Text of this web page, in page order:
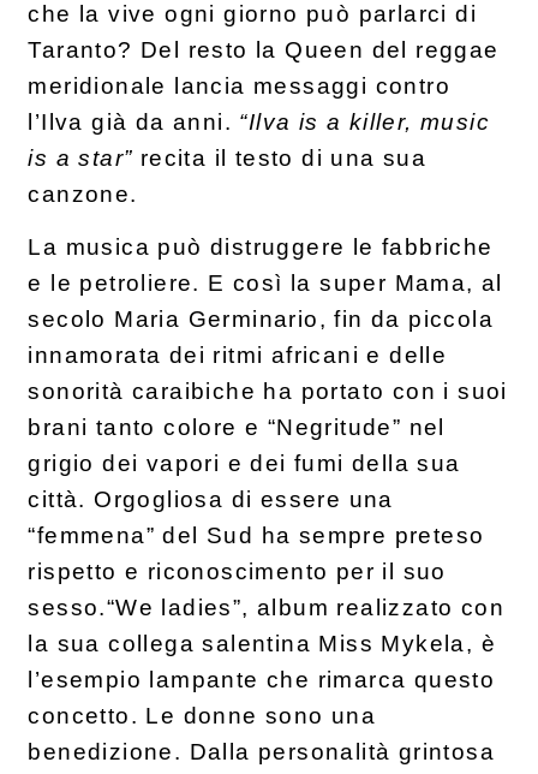
che la vive ogni giorno può parlarci di
Taranto? Del resto la Queen del reggae
meridionale lancia messaggi contro
l’Ilva già da anni. “Ilva is a killer, music
is a star” recita il testo di una sua
canzone.
La musica può distruggere le fabbriche
e le petroliere. E così la super Mama, al
secolo Maria Germinario, fin da piccola
innamorata dei ritmi africani e delle
sonorità caraibiche ha portato con i suoi
brani tanto colore e “Negritude” nel
grigio dei vapori e dei fumi della sua
città. Orgogliosa di essere una
“femmena” del Sud ha sempre preteso
rispetto e riconoscimento per il suo
sesso.“We ladies”, album realizzato con
la sua collega salentina Miss Mykela, è
l’esempio lampante che rimarca questo
concetto. Le donne sono una
benedizione. Dalla personalità grintosa